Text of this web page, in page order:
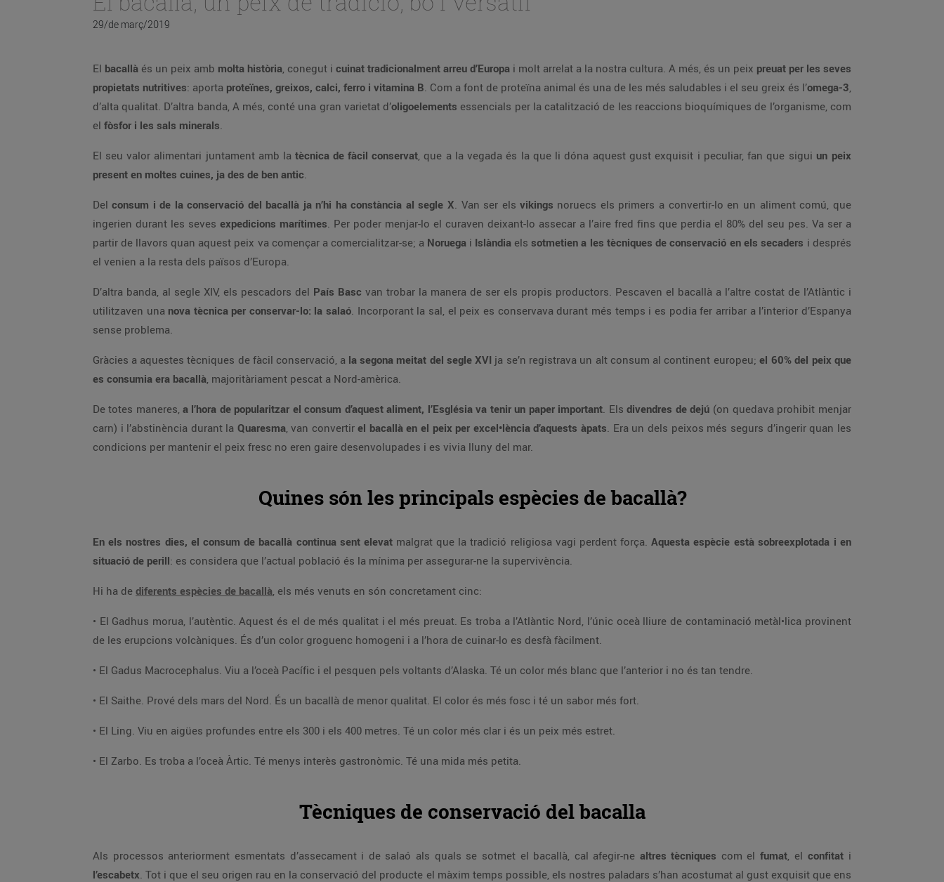
29/de març/2019
El bacallà és un peix amb molta història, conegut i cuinat tradicionalment arreu d’Europa i molt arrelat a la nostra cultura. A més, és un peix preuat per les seves
propietats nutritives: aporta proteïnes, greixos, calci, ferro i vitamina B. Com a font de proteïna animal és una de les més saludables i el seu greix és l’omega-3,
d’alta qualitat. D’altra banda, A més, conté una gran varietat d’oligoelements essencials per la catalització de les reaccions bioquímiques de l’organisme, com
el fòsfor i les sals minerals.
El seu valor alimentari juntament amb la tècnica de fàcil conservat, que a la vegada és la que li dóna aquest gust exquisit i peculiar, fan que sigui un peix
present en moltes cuines, ja des de ben antic.
Del consum i de la conservació del bacallà ja n’hi ha constància al segle X. Van ser els vikings noruecs els primers a convertir-lo en un aliment comú, que
ingerien durant les seves expedicions marítimes. Per poder menjar-lo el curaven deixant-lo assecar a l’aire fred fins que perdia el 80% del seu pes. Va ser a
partir de llavors quan aquest peix va començar a comercialitzar-se; a Noruega i Islàndia els sotmetien a les tècniques de conservació en els secaders i després
el venien a la resta dels països d’Europa.
D’altra banda, al segle XIV, els pescadors del País Basc van trobar la manera de ser els propis productors. Pescaven el bacallà a l’altre costat de l’Atlàntic i
utilitzaven una nova tècnica per conservar-lo: la salaó. Incorporant la sal, el peix es conservava durant més temps i es podia fer arribar a l’interior d’Espanya
sense problema.
Gràcies a aquestes tècniques de fàcil conservació, a la segona meitat del segle XVI ja se’n registrava un alt consum al continent europeu; el 60% del peix que
es consumia era bacallà, majoritàriament pescat a Nord-amèrica.
De totes maneres, a l’hora de popularitzar el consum d’aquest aliment, l’Església va tenir un paper important. Els divendres de dejú (on quedava prohibit menjar
carn) i l’abstinència durant la Quaresma, van convertir el bacallà en el peix per excel•lència d’aquests àpats. Era un dels peixos més segurs d’ingerir quan les
condicions per mantenir el peix fresc no eren gaire desenvolupades i es vivia lluny del mar.
Quines són les principals espècies de bacallà?
En els nostres dies, el consum de bacallà continua sent elevat malgrat que la tradició religiosa vagi perdent força. Aquesta espècie està sobreexplotada i en
situació de perill: es considera que l’actual població és la mínima per assegurar-ne la supervivència.
Hi ha de diferents espècies de bacallà, els més venuts en són concretament cinc:
• El Gadhus morua, l’autèntic. Aquest és el de més qualitat i el més preuat. Es troba a l’Atlàntic Nord, l’únic oceà lliure de contaminació metàl•lica provinent
de les erupcions volcàniques. És d’un color groguenc homogeni i a l’hora de cuinar-lo es desfà fàcilment.
• El Gadus Macrocephalus. Viu a l’oceà Pacífic i el pesquen pels voltants d’Alaska. Té un color més blanc que l’anterior i no és tan tendre.
• El Saithe. Prové dels mars del Nord. És un bacallà de menor qualitat. El color és més fosc i té un sabor més fort.
• El Ling. Viu en aigües profundes entre els 300 i els 400 metres. Té un color més clar i és un peix més estret.
• El Zarbo. Es troba a l’oceà Àrtic. Té menys interès gastronòmic. Té una mida més petita.
Tècniques de conservació del bacalla
Als processos anteriorment esmentats d’assecament i de salaó als quals se sotmet el bacallà, cal afegir-ne altres tècniques com el fumat, el confitat i
l’escabetx. Tot i que el seu origen rau en la conservació del producte el màxim temps possible, els nostres paladars s’han acostumat al gust exquisit que ens